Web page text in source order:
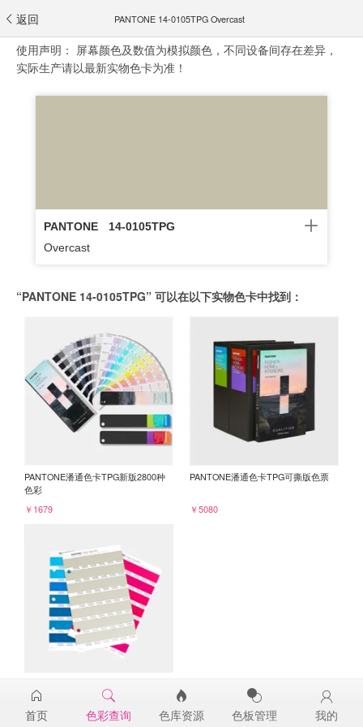
返回 PANTONE 14-0105TPG Overcast
使用声明： 屏幕颜色及数值为模拟颜色，不同设备间存在差异，
实际生产请以最新实物色卡为准！
PANTONE
14-0105TPG
Overcast
“PANTONE 14-0105TPG” 可以在以下实物色卡中找到：
PANTONE潘通色卡TPG新版2800种
色彩
￥1679
PANTONE潘通色卡TPG可撕版色票
￥5080
14-0105TPG
￥98
首页 色彩查询 色库资源 色板管理 我的